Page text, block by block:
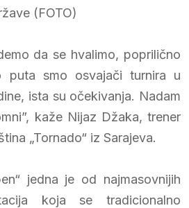
da se hvalimo, poprilično
puta smo osvajači turnira u
ista su očekivanja. Nadam
kaže Nijaz Džaka, trener
„Tornado“ iz Sarajeva.
jedna je od najmasovnijih
koja se tradicionalno